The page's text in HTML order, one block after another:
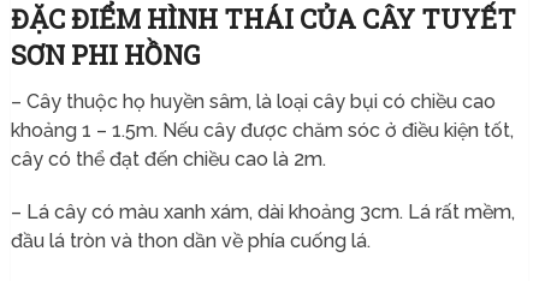
ĐẶC ĐIỂM HÌNH THÁI CỦA CÂY TUYẾT
SƠN PHI HỒNG
– Cây thuộc họ huyền sâm, là loại cây bụi có chiều cao
khoảng 1 – 1.5m. Nếu cây được chăm sóc ở điều kiện tốt,
cây có thể đạt đến chiều cao là 2m.
– Lá cây có màu xanh xám, dài khoảng 3cm. Lá rất mềm,
đầu lá tròn và thon dần về phía cuống lá.